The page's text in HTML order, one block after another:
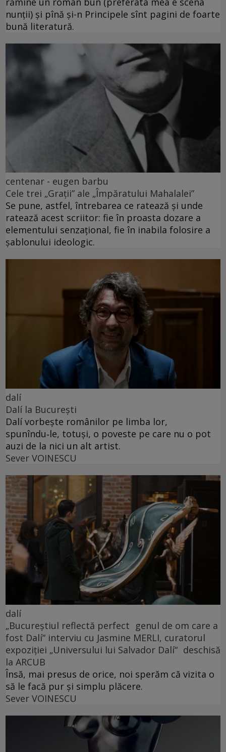
nunții) și pînă și-n Principele sînt pagini de foarte
bună literatură.
centenar - eugen barbu
Cele trei „Grații” ale „Împăratului Mahalalei”
Se pune, astfel, întrebarea ce ratează și unde
ratează acest scriitor: fie în proasta dozare a
elementului senzațional, fie în inabila folosire a
șablonului ideologic.
dalí
Dalí la București
Dalí vorbește românilor pe limba lor,
spunîndu‑le, totuși, o poveste pe care nu o pot
auzi de la nici un alt artist.
Sever VOINESCU
dalí
„Bucureștiul reflectă perfect genul de om care a
fost Dalí“ interviu cu Jasmine MERLI, curatorul
expoziției „Universului lui Salvador Dalí“ deschisă
la ARCUB
Însă, mai presus de orice, noi sperăm că vizita o
să le facă pur și simplu plăcere.
Sever VOINESCU